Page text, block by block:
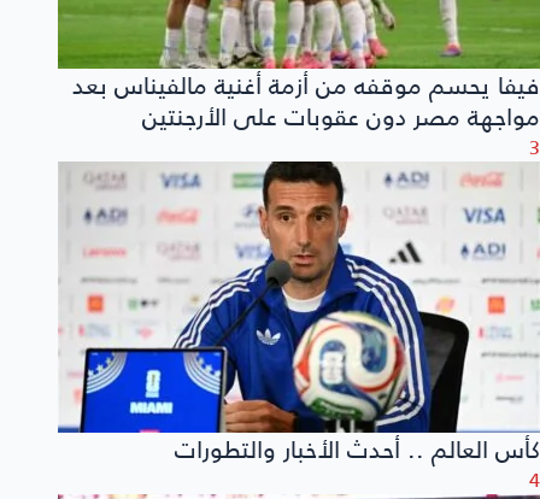
فيفا يحسم موقفه من أزمة أغنية مالفيناس بعد
مواجهة مصر دون عقوبات على الأرجنتين
3
كأس العالم .. أحدث الأخبار والتطورات
4